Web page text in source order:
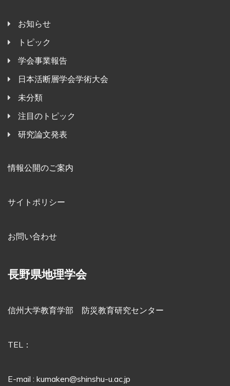
お知らせ
トピック
学会事業報告
日本活断層学会学術大会
未分類
注目のトピック
研究論文発表
情報公開のご案内
サイトポリシー
お問い合わせ
長野県地理学会
信州大学教育学部 防災教育研究センター
TEL：
E-mail : kumaken@shinshu-u.ac.jp